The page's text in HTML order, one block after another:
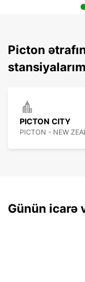
Picton
PICTON CITY
PICTON - NEW
Günün icarə